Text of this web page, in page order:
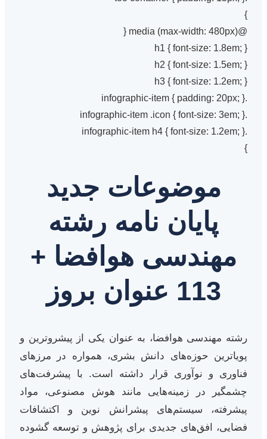
}
@media (max-width: 480px) {
h1 { font-size: 1.8em; }
h2 { font-size: 1.5em; }
h3 { font-size: 1.2em; }
.infographic-item { padding: 20px; }
.infographic-item .icon { font-size: 3em; }
.infographic-item h4 { font-size: 1.2em; }
}
موضوعات جدید
پایان نامه رشته
مهندسی هوافضا +
113 عنوان بروز
رشته مهندسی هوافضا، به عنوان یکی از پیشروترین و
پویاترین حوزه‌های دانش بشری، همواره در مرزهای
فناوری و نوآوری قرار داشته است. با پیشرفت‌های
چشمگیر در زمینه‌هایی مانند هوش مصنوعی، مواد
پیشرفته، سیستم‌های پیشرانش نوین و اکتشافات
فضایی، افق‌های جدیدی برای پژوهش و توسعه گشوده